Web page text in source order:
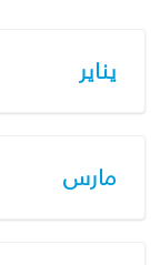
يناير
مارس